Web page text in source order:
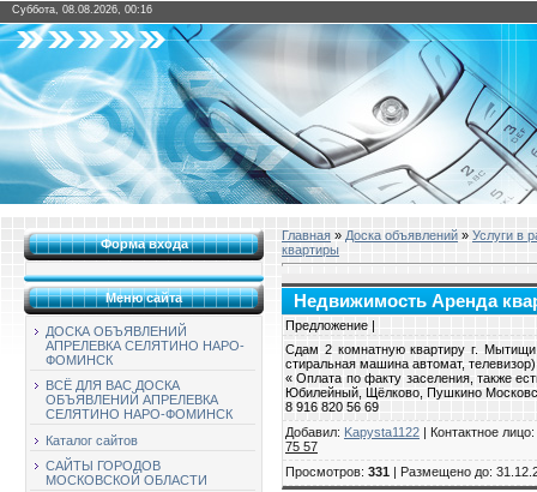
Суббота, 08.08.2026, 00:16
Форма входа
Меню сайта
ДОСКА ОБЪЯВЛЕНИЙ
АПРЕЛЕВКА СЕЛЯТИНО НАРО-
ФОМИНСК
ВСЁ ДЛЯ ВАС ДОСКА
ОБЪЯВЛЕНИЙ АПРЕЛЕВКА
СЕЛЯТИНО НАРО-ФОМИНСК
Каталог сайтов
САЙТЫ ГОРОДОВ
МОСКОВСКОЙ ОБЛАСТИ
Главная » Доска объявлений » Услуги в
квартиры
Недвижимость Аренда
Предложение |
Сдам 2 комнатную квартиру г.
стиральная машина автомат,
« Оплата по факту заселения, также
Юбилейный, Щёлково, Пушкино
8 916 820 56 69
Добавил: Kapysta1122 | Контактное лицо:
75 57
Просмотров: 331 | Размещено до: